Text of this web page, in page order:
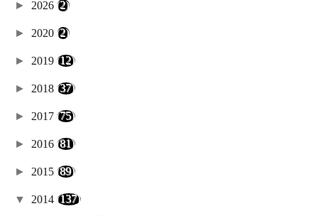
► 2026 (2)
► 2020 (2)
► 2019 (12)
► 2018 (37)
► 2017 (75)
► 2016 (81)
► 2015 (89)
▼ 2014 (137)